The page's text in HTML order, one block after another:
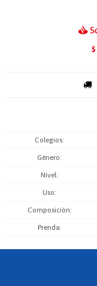
$
Colegios
Género
Nivel
Uso
Composición
Prenda